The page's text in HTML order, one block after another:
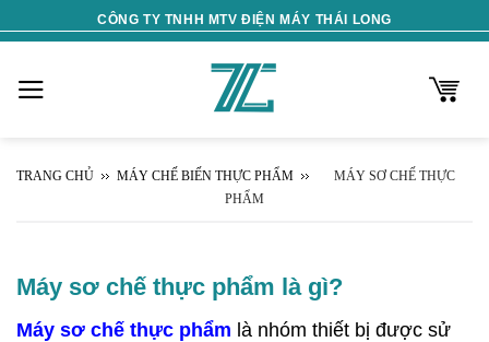
to
CÔNG TY TNHH MTV ĐIỆN MÁY THÁI LONG
TRANG CHỦ MÁY CHẾ BIẾN THỰC PHẨM
MÁY SƠ CHẾ THỰC
PHẨM
Máy sơ chế thực phẩm là gì?
Máy sơ chế thực phẩm là nhóm thiết bị được sử